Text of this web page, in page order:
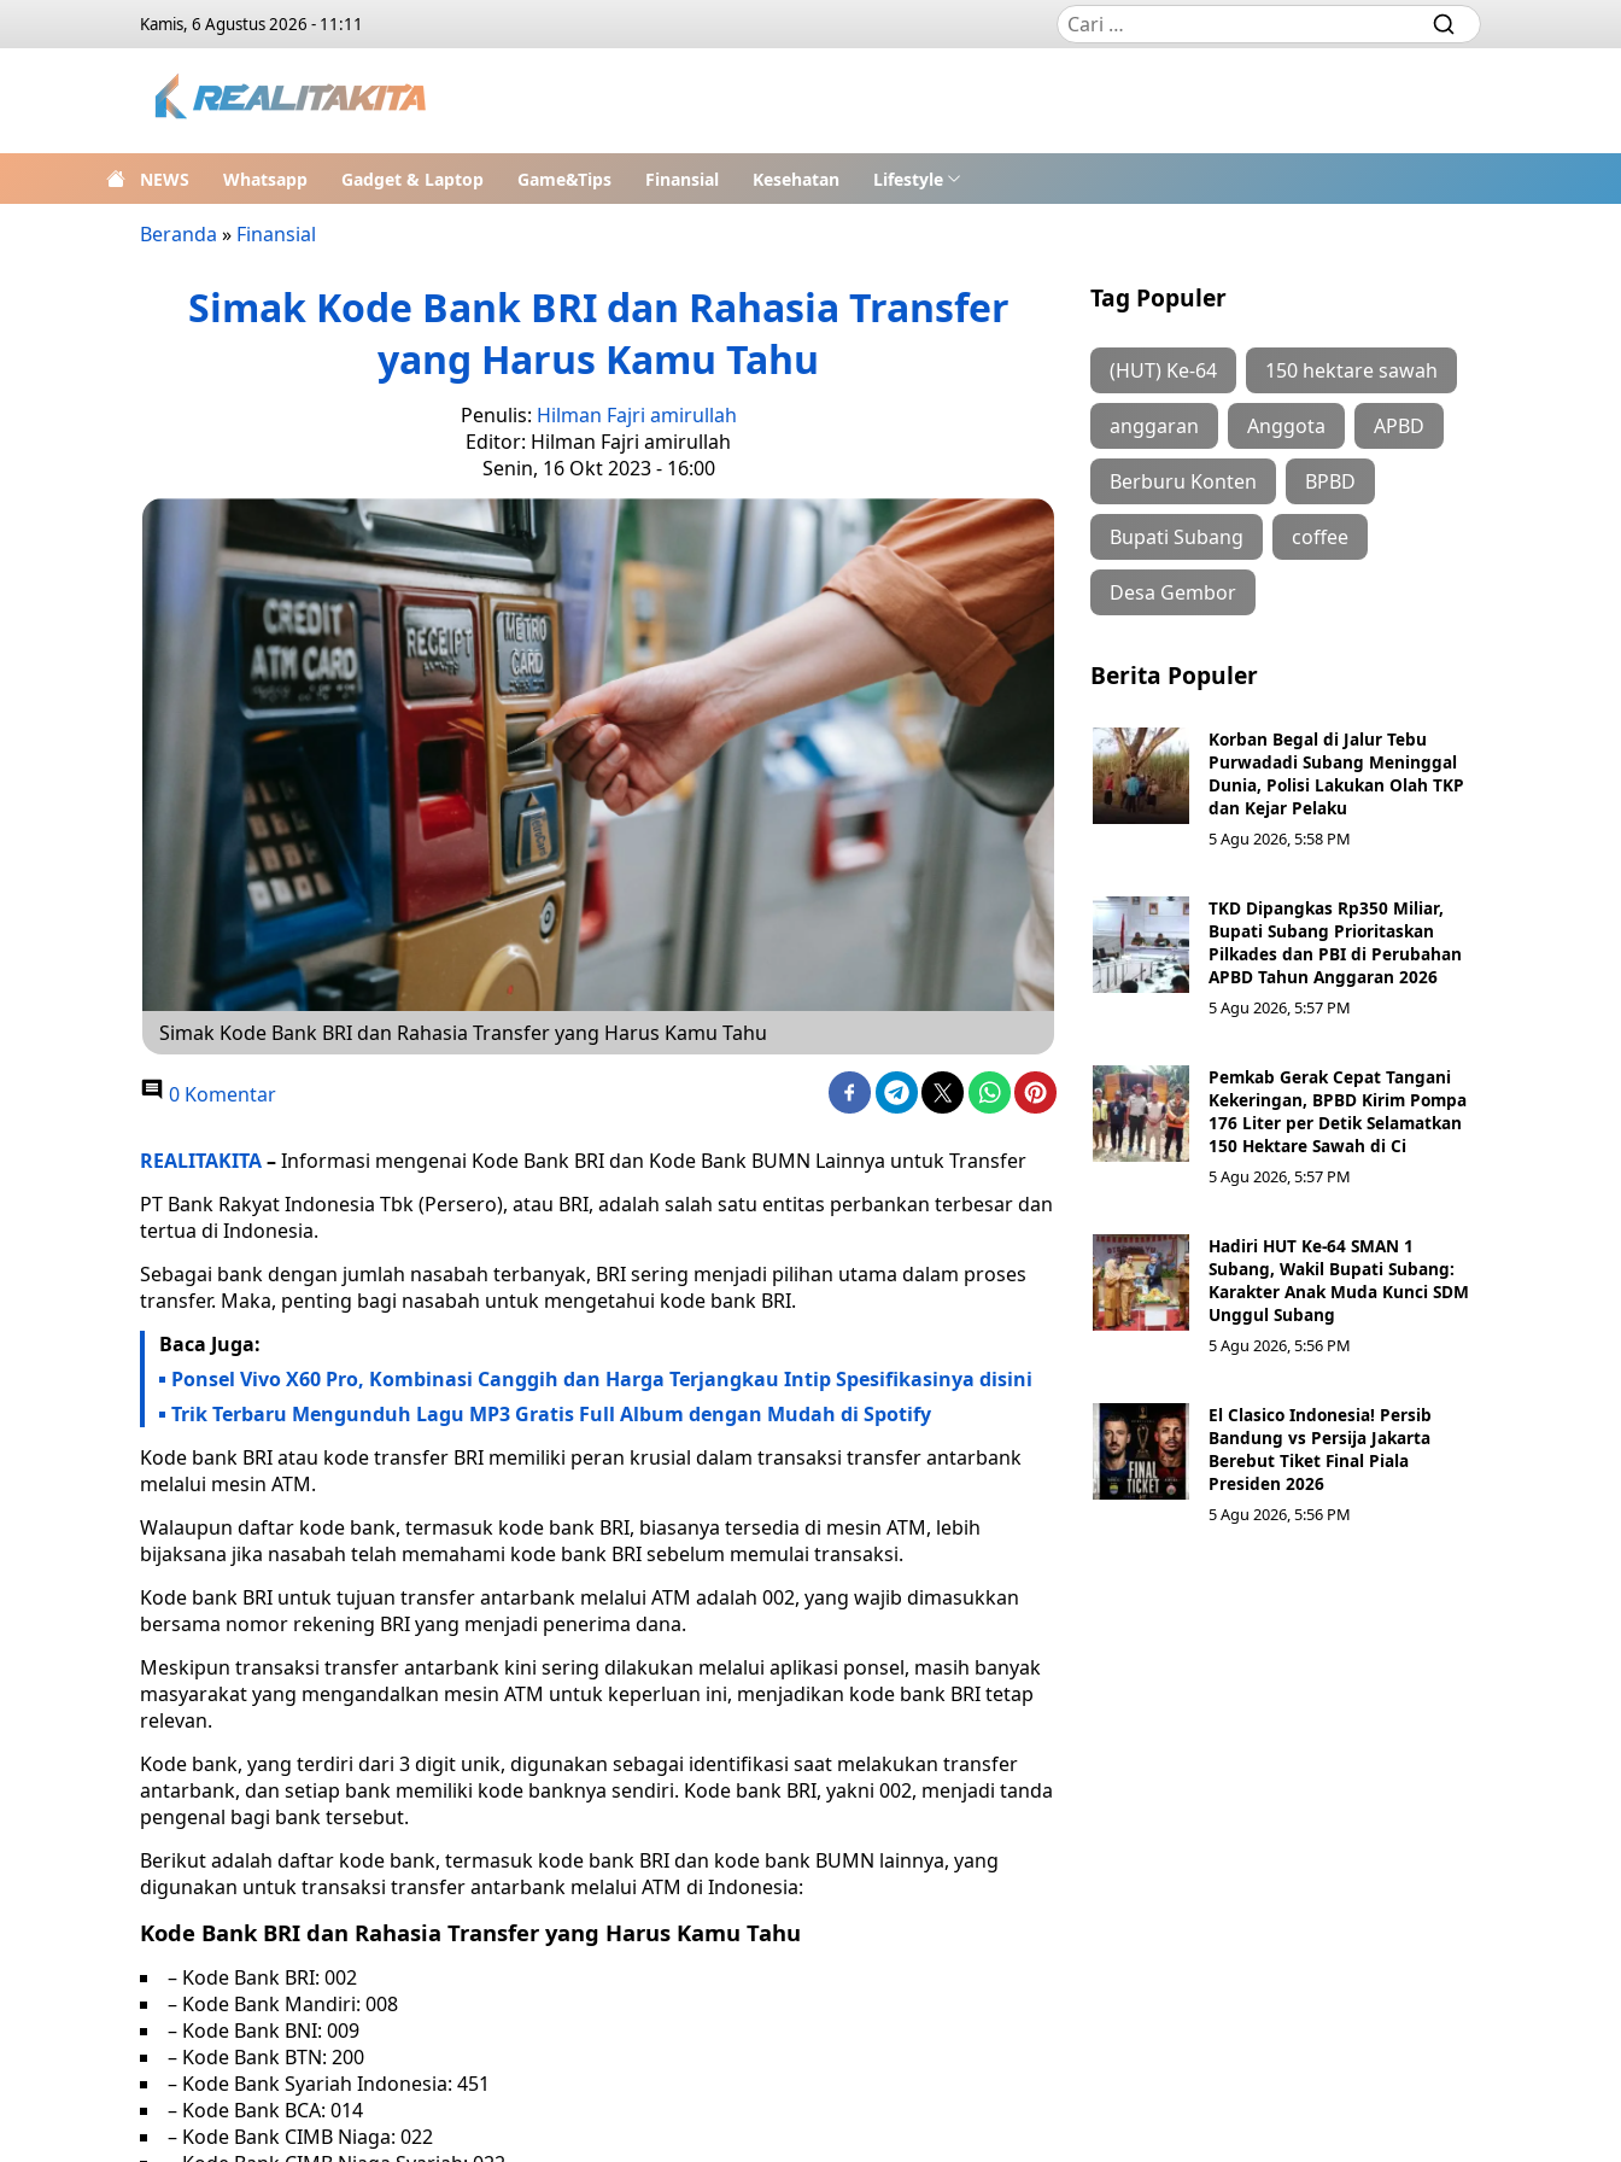
Kamis, 6 Agustus 2026 - 11:11
NEWS Whatsapp Gadget & Laptop Game&Tips Finansial Kesehatan Lifestyle
Beranda » Finansial
Simak Kode Bank BRI dan Rahasia Transfer
yang Harus Kamu Tahu
Penulis: Hilman Fajri amirullah
Editor: Hilman Fajri amirullah
Senin, 16 Okt 2023 - 16:00
Simak Kode Bank BRI dan Rahasia Transfer yang Harus Kamu Tahu
0 Komentar
REALITAKITA–Informasi mengenai Kode Bank BRI dan Kode Bank BUMN Lainnya untuk Transfer
PT Bank Rakyat Indonesia Tbk (Persero), atau BRI, adalah salah satu entitas perbankan terbesar dan
tertua di Indonesia.
Sebagai bank dengan jumlah nasabah terbanyak, BRI sering menjadi pilihan utama dalam proses
transfer. Maka, penting bagi nasabah untuk mengetahui kode bank BRI.
Baca Juga:
Ponsel Vivo X60 Pro, Kombinasi Canggih dan Harga Terjangkau Intip Spesifikasinya disini
Trik Terbaru Mengunduh Lagu MP3 Gratis Full Album dengan Mudah di Spotify
Kode bank BRI atau kode transfer BRI memiliki peran krusial dalam transaksi transfer antarbank
melalui mesin ATM.
Walaupun daftar kode bank, termasuk kode bank BRI, biasanya tersedia di mesin ATM, lebih
bijaksana jika nasabah telah memahami kode bank BRI sebelum memulai transaksi.
Kode bank BRI untuk tujuan transfer antarbank melalui ATM adalah 002, yang wajib dimasukkan
bersama nomor rekening BRI yang menjadi penerima dana.
Meskipun transaksi transfer antarbank kini sering dilakukan melalui aplikasi ponsel, masih banyak
masyarakat yang mengandalkan mesin ATM untuk keperluan ini, menjadikan kode bank BRI tetap
relevan.
Kode bank, yang terdiri dari 3 digit unik, digunakan sebagai identifikasi saat melakukan transfer
antarbank, dan setiap bank memiliki kode banknya sendiri. Kode bank BRI, yakni 002, menjadi tanda
pengenal bagi bank tersebut.
Berikut adalah daftar kode bank, termasuk kode bank BRI dan kode bank BUMN lainnya, yang
digunakan untuk transaksi transfer antarbank melalui ATM di Indonesia:
Kode Bank BRI dan Rahasia Transfer yang Harus Kamu Tahu
– Kode Bank BRI: 002
– Kode Bank Mandiri: 008
– Kode Bank BNI: 009
– Kode Bank BTN: 200
– Kode Bank Syariah Indonesia: 451
– Kode Bank BCA: 014
– Kode Bank CIMB Niaga: 022
Tag Populer
(HUT) Ke-64 150 hektare sawah
anggaran Anggota APBD
Berburu Konten BPBD
Bupati Subang coffee
Desa Gembor
Berita Populer
Korban Begal di Jalur Tebu
Purwadadi Subang Meninggal
Dunia, Polisi Lakukan Olah TKP
dan Kejar Pelaku
5 Agu 2026, 5:58 PM
TKD Dipangkas Rp350 Miliar,
Bupati Subang Prioritaskan
Pilkades dan PBI di Perubahan
APBD Tahun Anggaran 2026
5 Agu 2026, 5:57 PM
Pemkab Gerak Cepat Tangani
Kekeringan, BPBD Kirim Pompa
176 Liter per Detik Selamatkan
150 Hektare Sawah di Ci
5 Agu 2026, 5:57 PM
Hadiri HUT Ke-64 SMAN 1
Subang, Wakil Bupati Subang:
Karakter Anak Muda Kunci SDM
Unggul Subang
5 Agu 2026, 5:56 PM
El Clasico Indonesia! Persib
Bandung vs Persija Jakarta
Berebut Tiket Final Piala
Presiden 2026
5 Agu 2026, 5:56 PM